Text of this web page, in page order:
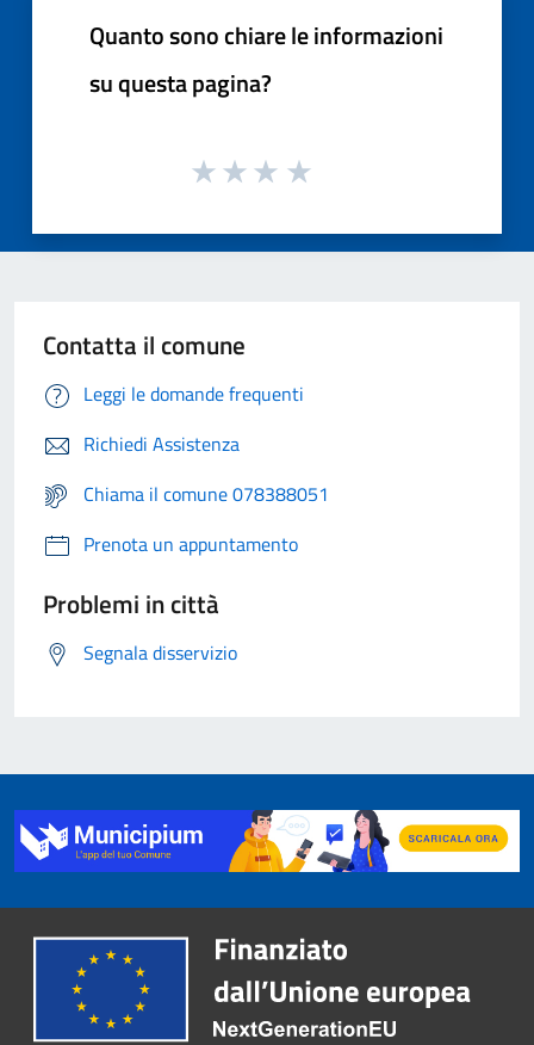
Quanto sono chiare le informazioni
su questa pagina?
Contatta il comune
Leggi le domande frequenti
Richiedi Assistenza
Chiama il comune 078388051
Prenota un appuntamento
Problemi in città
Segnala disservizio